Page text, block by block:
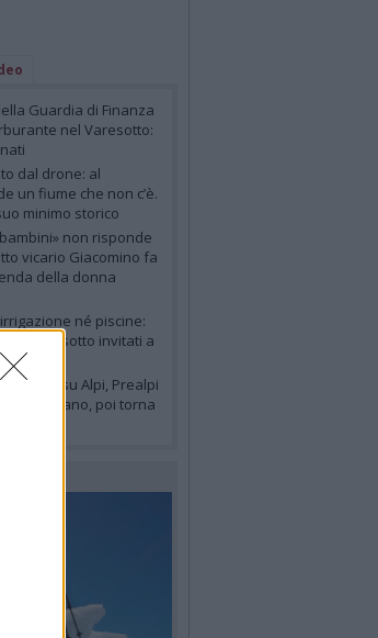
Guardia di Finanza
nel Varesotto:
dal drone: al
un fiume che non c’è.
minimo storico
non risponde
vicario Giacomino fa
della donna
né piscine:
del Varesotto invitati a
in arrivo su Alpi, Prealpi
a Milano, poi torna